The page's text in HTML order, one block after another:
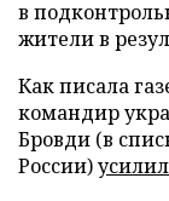
в
жители в
Как писала
командир
Бровди (в
России)усилил